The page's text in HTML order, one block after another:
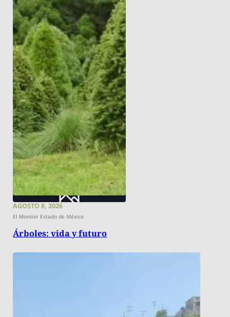
AGOSTO 8, 2026
El Monitor Estado de México
Árboles: vida y futuro